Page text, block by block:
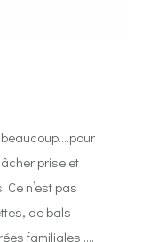
prise et
n’est pas
de bals
familiales ….